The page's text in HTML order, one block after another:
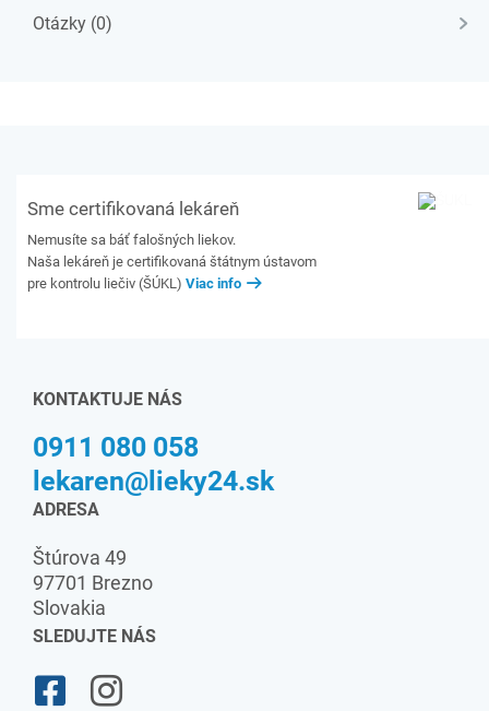
Otázky (0)
Sme certifikovaná lekáreň
Nemusíte sa báť falošných liekov.
Naša lekáreň je certifikovaná štátnym ústavom
pre kontrolu liečiv (ŠÚKL) Viac info
KONTAKTUJE NÁS
0911 080 058
lekaren@lieky24.sk
ADRESA
Štúrova 49
97701 Brezno
Slovakia
SLEDUJTE NÁS